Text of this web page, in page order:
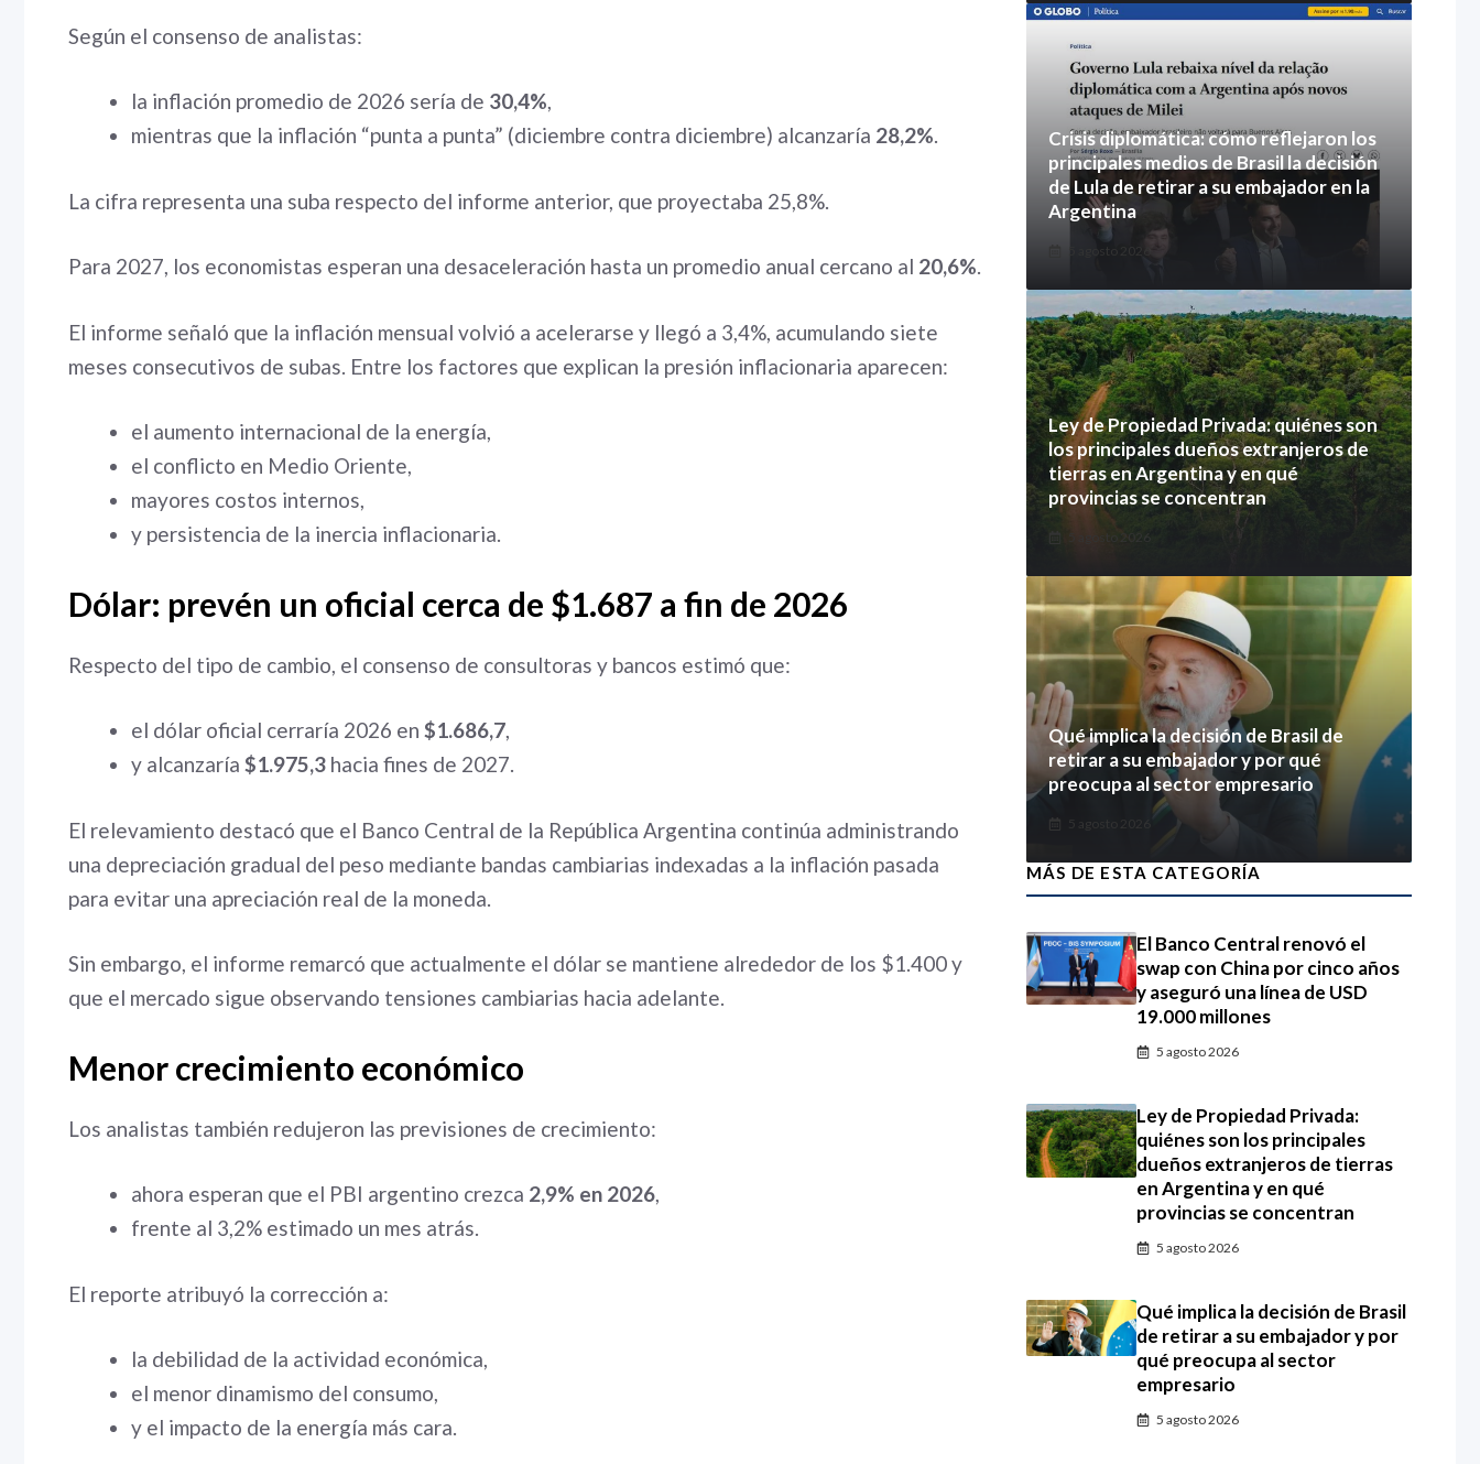
Según el consenso de analistas:
la inflación promedio de 2026 sería de 30,4%,
mientras que la inflación “punta a punta” (diciembre contra diciembre) alcanzaría 28,2%.
La cifra representa una suba respecto del informe anterior, que proyectaba 25,8%.
Para 2027, los economistas esperan una desaceleración hasta un promedio anual cercano al 20,6%.
El informe señaló que la inflación mensual volvió a acelerarse y llegó a 3,4%, acumulando siete
meses consecutivos de subas. Entre los factores que explican la presión inflacionaria aparecen:
el aumento internacional de la energía,
el conflicto en Medio Oriente,
mayores costos internos,
y persistencia de la inercia inflacionaria.
Dólar: prevén un oficial cerca de $1.687 a fin de 2026
Respecto del tipo de cambio, el consenso de consultoras y bancos estimó que:
el dólar oficial cerraría 2026 en $1.686,7,
y alcanzaría $1.975,3 hacia fines de 2027.
El relevamiento destacó que el Banco Central de la República Argentina continúa administrando
una depreciación gradual del peso mediante bandas cambiarias indexadas a la inflación pasada
para evitar una apreciación real de la moneda.
Sin embargo, el informe remarcó que actualmente el dólar se mantiene alrededor de los $1.400 y
que el mercado sigue observando tensiones cambiarias hacia adelante.
Menor crecimiento económico
Los analistas también redujeron las previsiones de crecimiento:
ahora esperan que el PBI argentino crezca 2,9% en 2026,
frente al 3,2% estimado un mes atrás.
El reporte atribuyó la corrección a:
la debilidad de la actividad económica,
el menor dinamismo del consumo,
y el impacto de la energía más cara.
Crisis diplomática: cómo reflejaron los
principales medios de Brasil la decisión
de Lula de retirar a su embajador en la
Argentina
5 agosto 2026
Ley de Propiedad Privada: quiénes son
los principales dueños extranjeros de
tierras en Argentina y en qué
provincias se concentran
Qué implica la decisión de Brasil de
retirar a su embajador y por qué
preocupa al sector empresario
5 agosto 2026
MÁS DE ESTA CATEGORÍA
El Banco Central renovó el
swap con China por cinco años
y aseguró una línea de USD
19.000 millones
5 agosto 2026
Ley de Propiedad Privada:
quiénes son los principales
dueños extranjeros de tierras
en Argentina y en qué
provincias se concentran
5 agosto 2026
Qué implica la decisión de Brasil
de retirar a su embajador y por
qué preocupa al sector
empresario
5 agosto 2026